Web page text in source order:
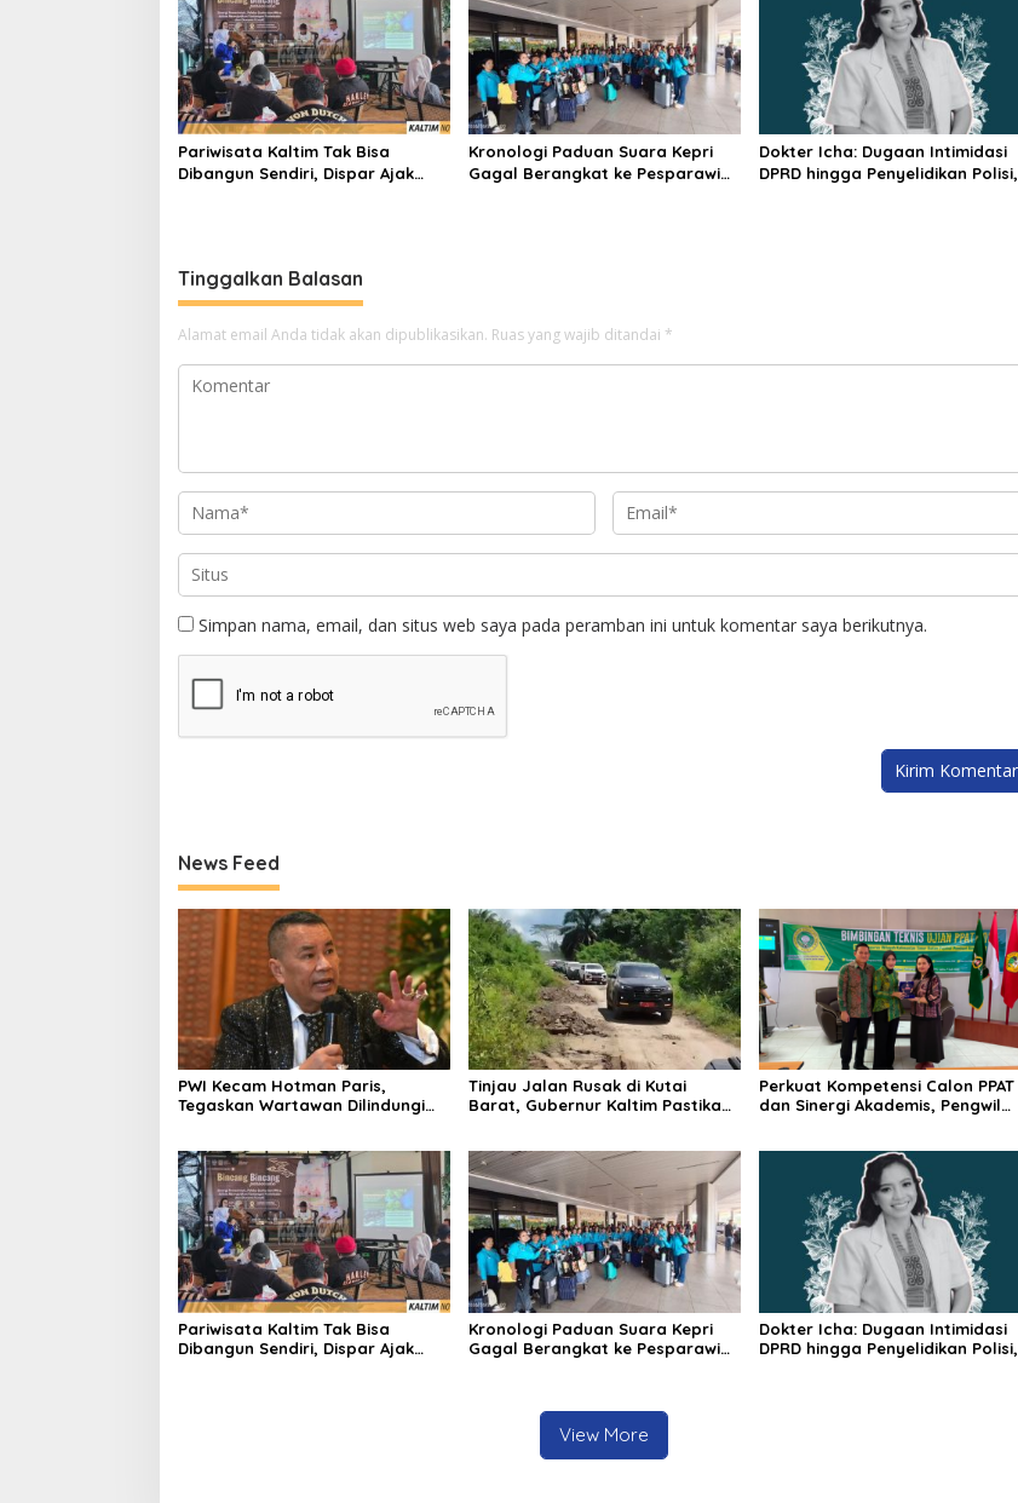
Pariwisata Kaltim Tak Bisa
Dibangun Sendiri, Dispar Ajak
Kronologi Paduan Suara Kepri
Gagal Berangkat ke Pesparawi
Dokter Icha: Dugaan Intimidasi
DPRD hingga Penyelidikan Polisi,
Tinggalkan Balasan
Alamat email Anda tidak akan dipublikasikan. Ruas yang wajib ditandai *
Simpan nama, email, dan situs web saya pada peramban ini untuk komentar saya berikutnya.
News Feed
PWI Kecam Hotman Paris,
Tegaskan Wartawan Dilindungi
Tinjau Jalan Rusak di Kutai
Barat, Gubernur Kaltim Pastikan
Perkuat Kompetensi Calon PPAT
dan Sinergi Akademis, Pengwil
Pariwisata Kaltim Tak Bisa
Dibangun Sendiri, Dispar Ajak
Kronologi Paduan Suara Kepri
Gagal Berangkat ke Pesparawi
Dokter Icha: Dugaan Intimidasi
DPRD hingga Penyelidikan Polisi,
View More